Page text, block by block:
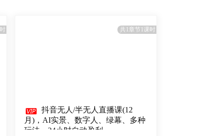
共1章节1课时
 抖音无人/半无人直播课(12
月)，AI实景、数字人、绿幕、多种
玩法、24小时自动盈利